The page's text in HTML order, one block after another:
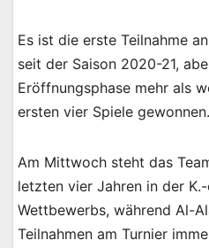
Es ist die erste Teilnahme
seit der Saison 2020-21,
Eröffnungsphase mehr als
ersten vier Spiele gewonnen.
Am Mittwoch steht das
letzten vier Jahren in der
Wettbewerbs, während Al-
Teilnahmen am Turnier